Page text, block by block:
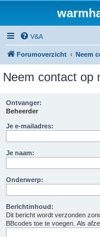
V&A
Forumoverzicht Neem
Neem contact op
Ontvanger:
Beheerder
Je e-mailadres:
Je naam:
Onderwerp:
Berichtinhoud:
Dit bericht wordt verzonden
BBcodes toe te voegen. Als